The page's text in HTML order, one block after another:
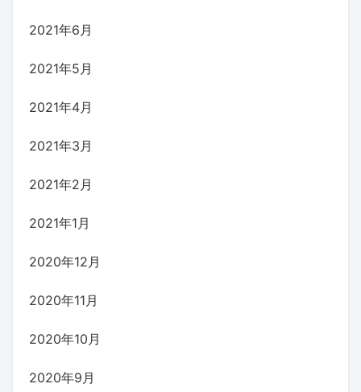
2021年6月
2021年5月
2021年4月
2021年3月
2021年2月
2021年1月
2020年12月
2020年11月
2020年10月
2020年9月